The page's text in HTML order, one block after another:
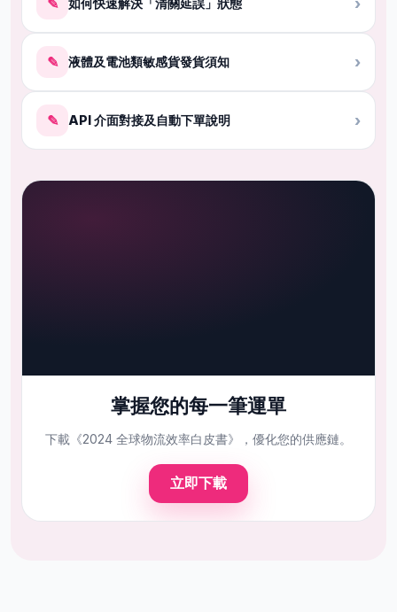
✎ ›
✎ 液體及電池類敏感貨發貨須知 ›
✎ API 介面對接及自動下單說明 ›
掌握您的每一筆運單
下載《2024 全球物流效率白皮書》，優化您的供應鏈。
立即下載